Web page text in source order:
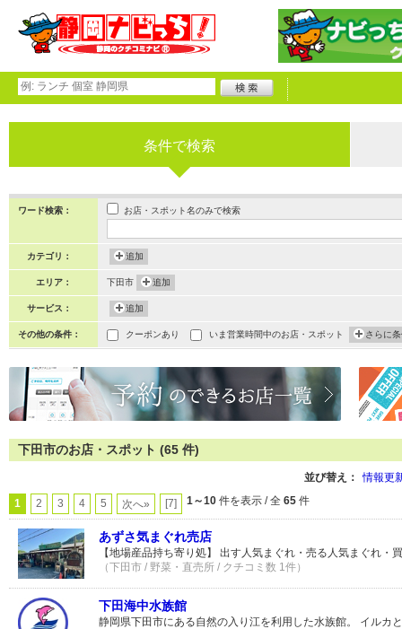
条件で検索
ワード検索： お店・スポット名のみで検索
カテゴリ： 追加
エリア： 下田市 追加
サービス： 追加
その他の条件： クーポンあり いま営業時間中のお店・スポット さらに
下田市のお店・スポット (65 件)
並び替え： 情報更
1 2 3 4 5 次へ» [7] 1～10 件を表示 / 全 65 件
あずさ気まぐれ売店
【地場産品持ち寄り処】 出す人気まぐれ・売る人気まぐれ・
（下田市 / 野菜・直売所 / クチコミ数 1件）
下田海中水族館
静岡県下田市にある自然の入り江を利用した水族館。 イルカ